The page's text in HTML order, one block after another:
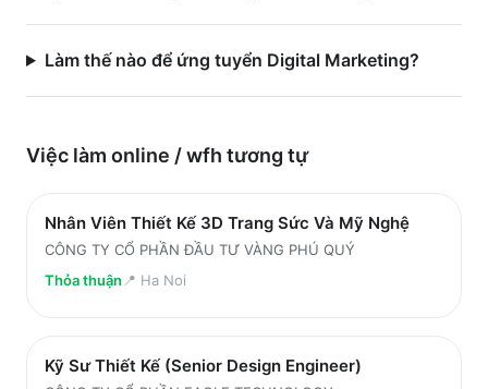
Làm thế nào để ứng tuyển Digital Marketing?
Việc làm online / wfh tương tự
Nhân Viên Thiết Kế 3D Trang Sức Và Mỹ Nghệ
CÔNG TY CỔ PHẦN ĐẦU TƯ VÀNG PHÚ QUÝ
Thỏa thuận 📍 Ha Noi
Kỹ Sư Thiết Kế (Senior Design Engineer)